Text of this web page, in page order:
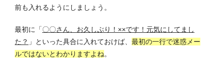
前も入れるようにしましょう。
最初に「〇〇さん、お久しぶり！××です！元気にしてまし
た？ 」といった具合に入れておけば、 最初の一行で迷惑メー
ルではないとわかりますよね。